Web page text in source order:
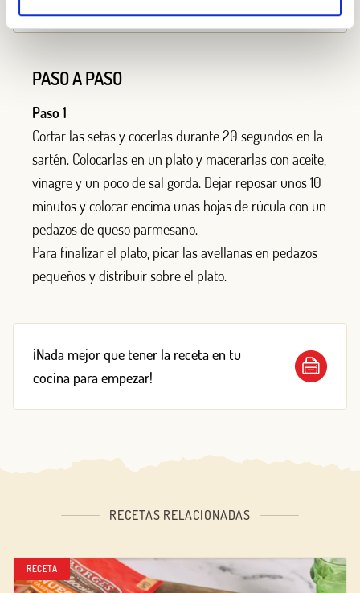
PASO A PASO
Paso 1
Cortar las setas y cocerlas durante 20 segundos en la
sartén. Colocarlas en un plato y macerarlas con aceite,
vinagre y un poco de sal gorda. Dejar reposar unos 10
minutos y colocar encima unas hojas de rúcula con un
pedazos de queso parmesano.
Para finalizar el plato, picar las avellanas en pedazos
pequeños y distribuir sobre el plato.
¡Nada mejor que tener la receta en tu
cocina para empezar!
RECETAS RELACIONADAS
RECETA